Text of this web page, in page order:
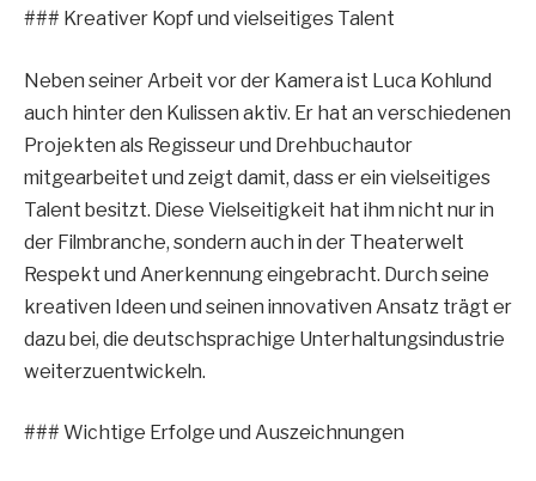
### Kreativer Kopf und vielseitiges Talent
Neben seiner Arbeit vor der Kamera ist Luca Kohlund
auch hinter den Kulissen aktiv. Er hat an verschiedenen
Projekten als Regisseur und Drehbuchautor
mitgearbeitet und zeigt damit, dass er ein vielseitiges
Talent besitzt. Diese Vielseitigkeit hat ihm nicht nur in
der Filmbranche, sondern auch in der Theaterwelt
Respekt und Anerkennung eingebracht. Durch seine
kreativen Ideen und seinen innovativen Ansatz trägt er
dazu bei, die deutschsprachige Unterhaltungsindustrie
weiterzuentwickeln.
### Wichtige Erfolge und Auszeichnungen